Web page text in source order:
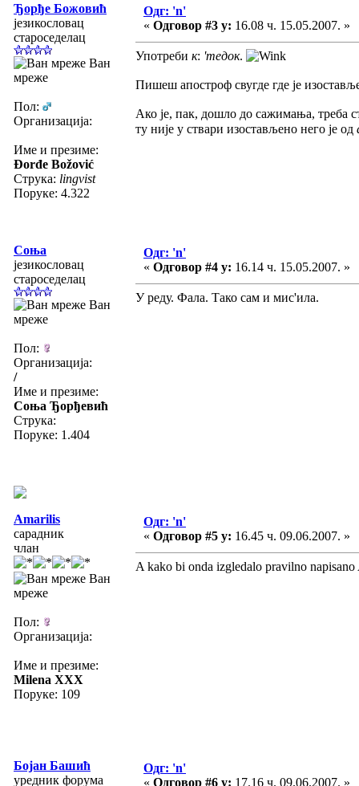
Ђорђе Божовић
језикословац
староседелац
Ван
мреже
Пол:
Организација:
Име и презиме:
Đorđe Božović
Струка: lingvist
Поруке: 4.322
Одг: 'n'
« Одговор #3 у: 16.08 ч. 15.05.2007. »
Употреби к: 'тедок.
Пишеш апостроф свугде где је
Ако је, пак, дошло до сажимања, треба
ту није у ствари изостављено него је од
Соња
језикословац
староседелац
Ван
мреже
Пол:
Организација:
/
Име и презиме:
Соња Ђорђевић
Струка:
Поруке: 1.404
Одг: 'n'
« Одговор #4 у: 16.14 ч. 15.05.2007. »
У реду. Фала. Тако сам и мис'ила.
Amarilis
сарадник
члан
Ван
мреже
Пол:
Организација:
Име и презиме:
Milena XXX
Поруке: 109
Одг: 'n'
« Одговор #5 у: 16.45 ч. 09.06.2007. »
A kako bi onda izgledalo pravilno
Бојан Башић
уредник форума
Одг: 'n'
« Одговор #6 у: 17.16 ч. 09.06.2007. »